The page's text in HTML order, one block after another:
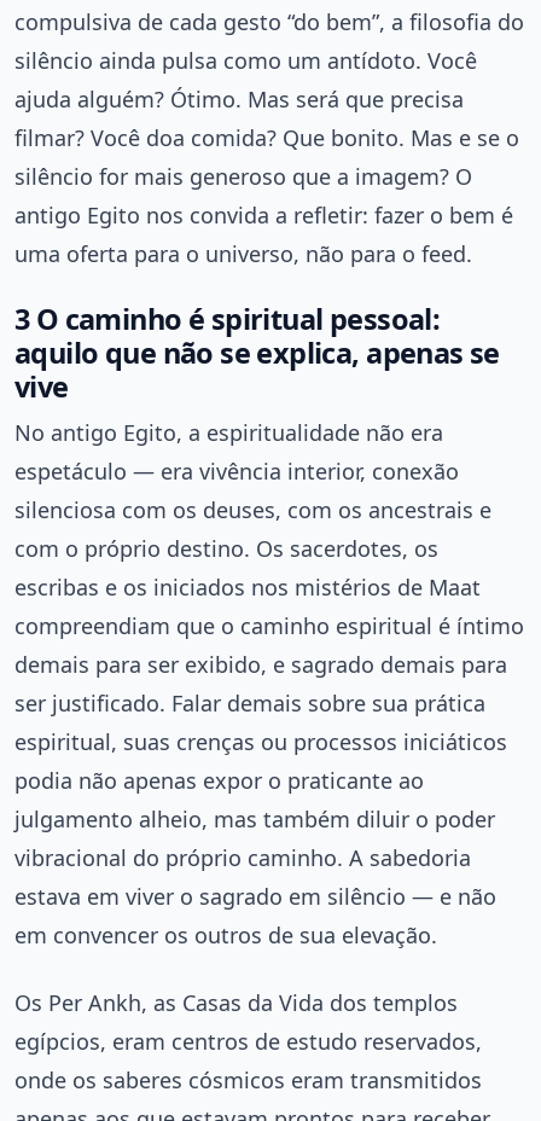
compulsiva de cada gesto “do bem”, a filosofia do
silêncio ainda pulsa como um antídoto. Você
ajuda alguém? Ótimo. Mas será que precisa
filmar? Você doa comida? Que bonito. Mas e se o
silêncio for mais generoso que a imagem? O
antigo Egito nos convida a refletir: fazer o bem é
uma oferta para o universo, não para o feed.
3 O caminho é spiritual pessoal:
aquilo que não se explica, apenas se
vive
No antigo Egito, a espiritualidade não era
espetáculo — era vivência interior, conexão
silenciosa com os deuses, com os ancestrais e
com o próprio destino. Os sacerdotes, os
escribas e os iniciados nos mistérios de Maat
compreendiam que o caminho espiritual é íntimo
demais para ser exibido, e sagrado demais para
ser justificado. Falar demais sobre sua prática
espiritual, suas crenças ou processos iniciáticos
podia não apenas expor o praticante ao
julgamento alheio, mas também diluir o poder
vibracional do próprio caminho. A sabedoria
estava em viver o sagrado em silêncio — e não
em convencer os outros de sua elevação.
Os Per Ankh, as Casas da Vida dos templos
egípcios, eram centros de estudo reservados,
onde os saberes cósmicos eram transmitidos